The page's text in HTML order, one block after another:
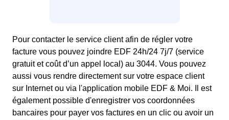
Pour contacter le service client afin de régler votre
facture vous pouvez joindre EDF 24h/24 7j/7 (service
gratuit et coût d’un appel local) au 3044. Vous pouvez
aussi vous rendre directement sur votre espace client
sur Internet ou via l'application mobile EDF & Moi. Il est
également possible d'enregistrer vos coordonnées
bancaires pour payer vos factures en un clic ou avoir un